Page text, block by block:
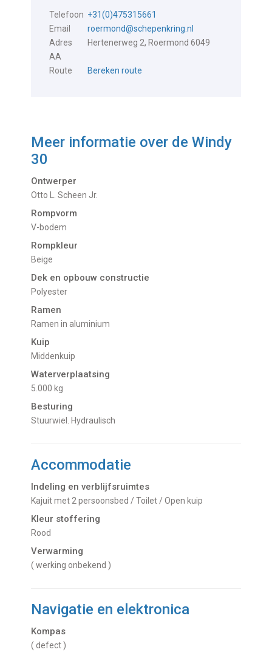
Telefoon +31(0)475315661
Email
roermond@schepenkring.nl
Adres
Hertenerweg 2, Roermond 6049
AA
Route
Bereken route
Meer informatie over deWindy
30
Ontwerper
Otto L. Scheen Jr.
Rompvorm
V-bodem
Rompkleur
Beige
Dek en opbouw constructie
Polyester
Ramen
Ramen in aluminium
Kuip
Middenkuip
Waterverplaatsing
5.000 kg
Besturing
Stuurwiel. Hydraulisch
Accommodatie
Indeling en verblijfsruimtes
Kajuit met 2 persoonsbed / Toilet / Open kuip
Kleur stoffering
Rood
Verwarming
( werking onbekend )
Navigatie en elektronica
Kompas
( defect )